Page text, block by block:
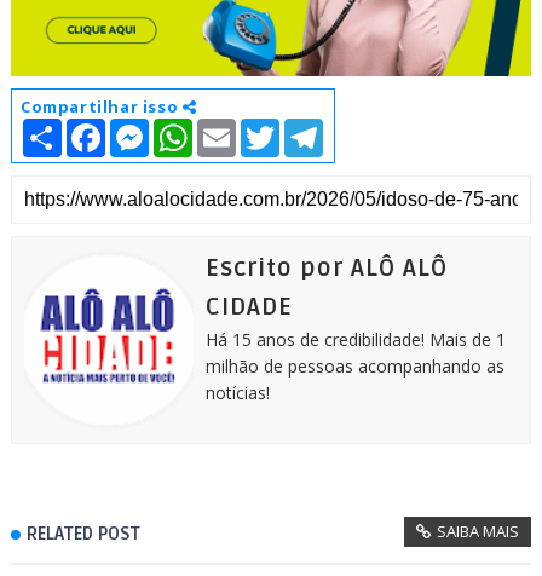
Compartilhar isso
S
h
a
e
F
c
b
M
e
s
e
W
h
a
t
s
E
m
a
l
T
i
t
t
T
l
e
g
m
Escrito por ALÔ ALÔ
CIDADE
Há 15 anos de credibilidade! Mais de 1
milhão de pessoas acompanhando as
notícias!
RELATED POST SAIBA MAIS